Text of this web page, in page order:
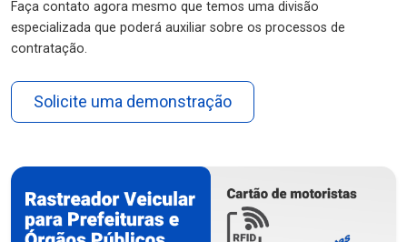
Faça contato agora mesmo que temos uma divisão
especializada que poderá auxiliar sobre os processos de
contratação.
Solicite uma demonstração